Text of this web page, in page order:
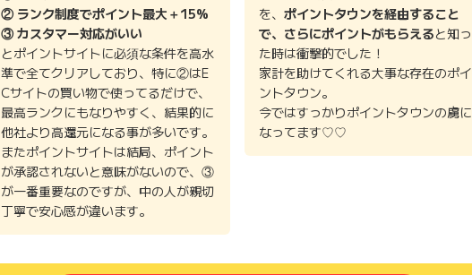
② ランク制度でポイント最大＋15%
③ カスタマー対応がいい
とポイントサイトに必須な条件を高水
準で全てクリアしており、特に②はE
Cサイトの買い物で使ってるだけで、
最高ランクにもなりやすく、結果的に
他社より高還元になる事が多いです。
またポイントサイトは結局、ポイント
が承認されないと意味がないので、③
が一番重要なのですが、中の人が親切
丁寧で安心感が違います。
を、 ポイントタウンを経由すること
で、さらにポイントがもらえると知っ
た時は衝撃的でした！
家計を助けてくれる大事な存在のポイ
ントタウン。
今ではすっかりポイントタウンの虜に
なってます♡♡